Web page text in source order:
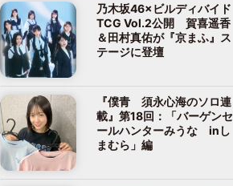
乃木坂46×ビルディバイド
TCG Vol.2公開 賀喜遥香
＆田村真佑が『京まふ』ス
テージに登壇
『僕青 須永心海のソロ連
載』第18回：「バーゲンセ
ールハンターみうな inし
まむら」編